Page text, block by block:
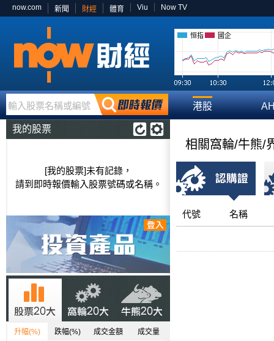
now.com 新聞 財經 體育 Viu Now TV
恒指 國企
輸入股票名稱或編號 港股
我的股票
[我的股票]未有記錄，
請到即時報價輸入股票號碼或名稱。
升幅(%) 跌幅(%) 成交金額 成交量
相關窩輪/牛熊/
代號 名稱